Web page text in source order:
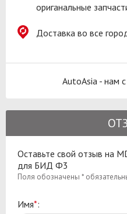
ориганальные
Доставка во все
AutoAsia - нам
Оставьте свой отзыв на
для БИД Ф3
Поля обозначены *
Имя*: